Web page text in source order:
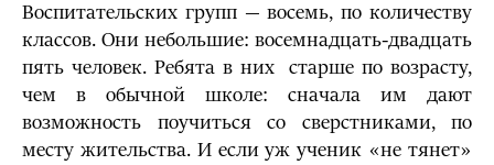
Воспитательских групп — восемь, по количеству
классов. Они небольшие: восемнадцать-двадцать
пять человек. Ребята в них старше по возрасту,
чем в обычной школе: сначала им дают
возможность поучиться со сверстниками, по
месту жительства. И если уж ученик «не тянет»